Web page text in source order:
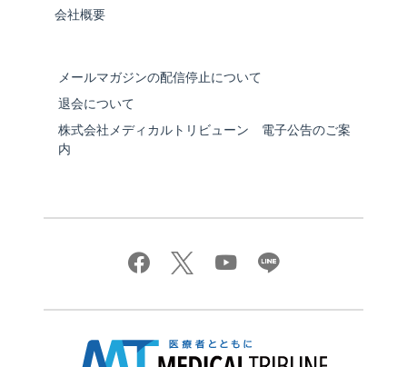
会社概要
メールマガジンの配信停止について
退会について
株式会社メディカルトリビューン 電子公告のご案
内